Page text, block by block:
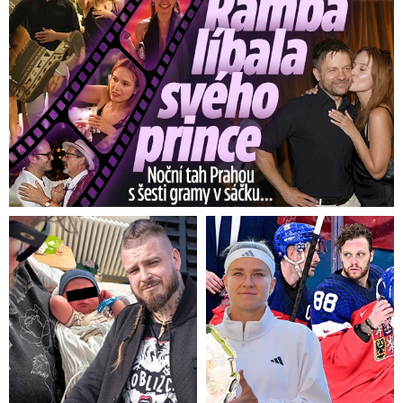
Na Olomoucku začalo sněžit zhruba od úterních
22:00.„Během noci napadlo pět až deset
centimetrů sněhu. Nasadili jsme 21 sypačů pro
chemické i inertní ošetření sinic. Vozovky
udržované chemicky jsou nyní mokré, nyní již
začalo pršet, místy na nich zůstává břečka.Na
inertních vozovkách leží slabá sněhová vrstva
po plužení. Doporučujeme zvýšenou opatrnost,“
řekl dnes ČTK dispečer olomoucké správy silnic.
Sníh pokryl i území Přerovska, kde napadlo
kolem pěti centimetrů. „Stav silnic je nyní
takový, že je vše protažené nebo prosolené.
Sypače byly venku od úterních 23:00, pak jsme
nasadili i pluhy. Všechny silnice jsou však